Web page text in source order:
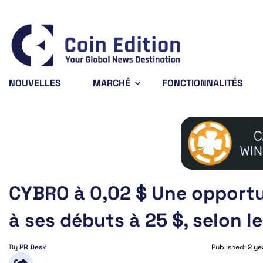
Bitcoin $64,912.18
BTC
NOUVELLES MARCHÉ FONCTIONNALITÉS
CYBRO à 0,02 $ Une
à ses débuts à 25 $, selon
ByPR Desk Published:2